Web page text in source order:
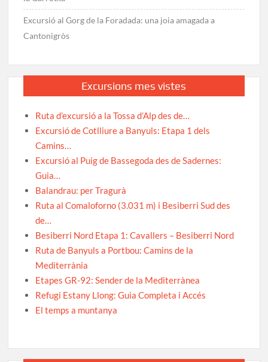
Excursió al Gorg de la Foradada: una joia amagada a
Cantonigròs
Excursions mes vistes
Ruta d’excursió a la Tossa d’Alp des de…
Excursió de Cotlliure a Banyuls: Etapa 1 dels
Camins…
Excursió al Puig de Bassegoda des de Sadernes:
Guia…
Balandrau: per Tragurà
Ruta al Comaloforno (3.031 m) i Besiberri Sud des
de…
Besiberri Nord Etapa 1: Cavallers – Besiberri Nord
Ruta de Banyuls a Portbou: Camins de la
Mediterrània
Etapes GR-92: Sender de la Mediterrànea
Refugi Estany Llong: Guia Completa i Accés
El temps a muntanya